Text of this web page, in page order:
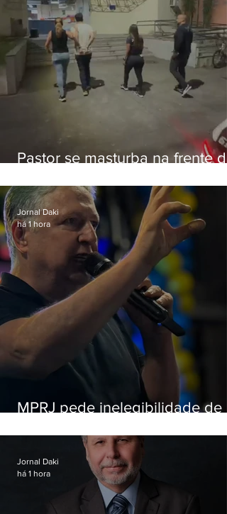
Pastor se masturba na frente de
MPRJ pede inelegibilidade de
Jornal Daki
há 1 hora
Jornal Daki
há 1 hora